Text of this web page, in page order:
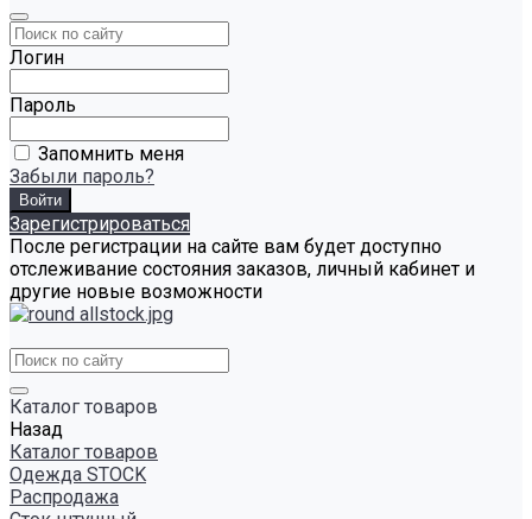
Логин
Пароль
Запомнить меня
Забыли пароль?
Зарегистрироваться
После регистрации на сайте вам будет доступно
отслеживание состояния заказов, личный кабинет и
другие новые возможности
Каталог товаров
Назад
Каталог товаров
Одежда STOCK
Распродажа